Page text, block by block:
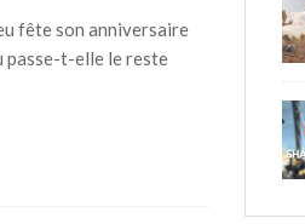
fête son anniversaire
passe-t-elle le reste